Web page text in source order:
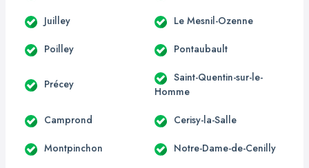
Juilley Le Mesnil-Ozenne
Poilley Pontaubault
Précey
Saint-Quentin-sur-le-
Homme
Camprond Cerisy-la-Salle
Montpinchon Notre-Dame-de-Cenilly